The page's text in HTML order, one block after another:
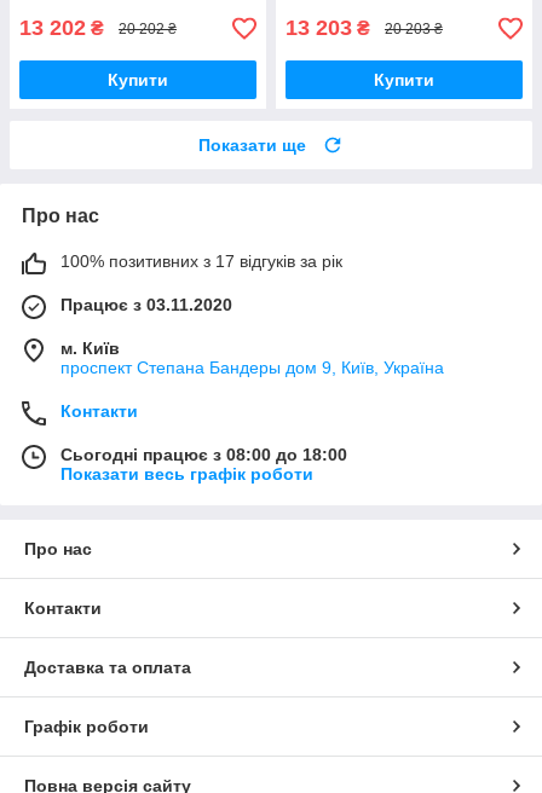
13 202 ₴ 20 202 ₴
Купити
13 203 ₴ 20 203 ₴
Купити
Показати ще
Про нас
100% позитивних з 17 відгуків за рік
Працює з 03.11.2020
м. Київ
проспект Степана Бандеры дом 9, Київ, Україна
Контакти
Сьогодні працює з 08:00 до 18:00
Показати весь графік роботи
Про нас
Контакти
Доставка та оплата
Графік роботи
Повна версія сайту